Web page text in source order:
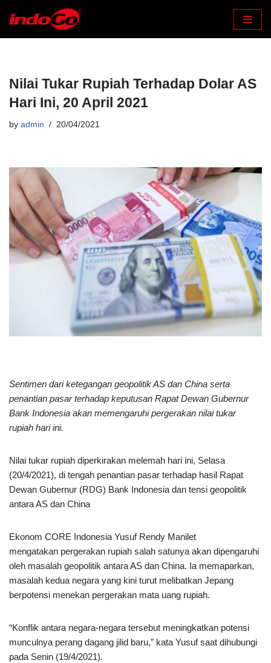
Nilai Tukar Rupiah Terhadap Dolar AS
Hari Ini, 20 April 2021
by admin 20/04/2021
Sentimen dari ketegangan geopolitik AS dan China serta
penantian pasar terhadap keputusan Rapat Dewan Gubernur
Bank Indonesia akan memengaruhi pergerakan nilai tukar
rupiah hari ini.
Nilai tukar rupiah diperkirakan melemah hari ini, Selasa
(20/4/2021), di tengah penantian pasar terhadap hasil Rapat
Dewan Gubernur (RDG) Bank Indonesia dan tensi geopolitik
antara AS dan China
Ekonom CORE Indonesia Yusuf Rendy Manilet
mengatakan pergerakan rupiah salah satunya akan dipengaruhi
oleh masalah geopolitik antara AS dan China. Ia memaparkan,
masalah kedua negara yang kini turut melibatkan Jepang
berpotensi menekan pergerakan mata uang rupiah.
“Konflik antara negara-negara tersebut meningkatkan potensi
munculnya perang dagang jilid baru,” kata Yusuf saat dihubungi
pada Senin (19/4/2021).